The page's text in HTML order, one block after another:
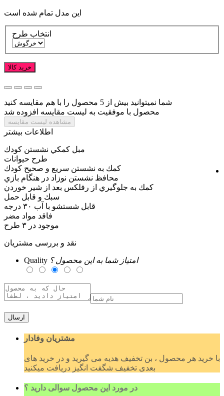
این مدل تمام شده است
خرید کالا
شما نمیتوانید بیش از 5 محصول را با هم مقایسه کنید
محصول با موفقیت به لیست مقایسه افزوده شد
مشاهده لیست مقایسه
اطلاعات بیشتر
مبل كمكي نشستن كودك
طرح حیوانات
كمك به نشستن سريع و صحيح كودك
محافظ نشستن نوزاد در هنگام بازي
كمك به جلوگيري از رفلكس بعد از شير خوردن
سبك و قابل حمل
قابل شستشو با آب ٣٠ درجه
فاقد مواد مضر
موجود در ۳ طرح
نقد و بررسی مشتریان
Quality امتیاز شما به این محصول ؟
ارسال
مشتریان وفادار
با خرید هر محصول ، بن تخفیف هدیه می گیرید و در خرید های
بعدی تخفیف شگفت انگیز دریافت میکنید
در مورد این محصول سوالی دارید ؟